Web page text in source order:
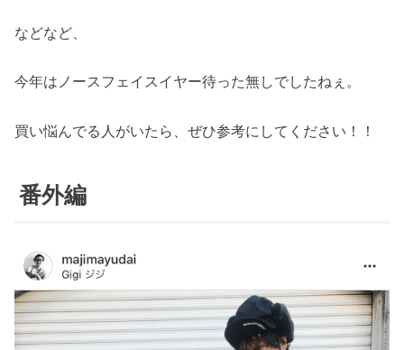
などなど、
今年はノースフェイスイヤー待った無しでしたねぇ。
買い悩んでる人がいたら、ぜひ参考にしてください！！
番外編